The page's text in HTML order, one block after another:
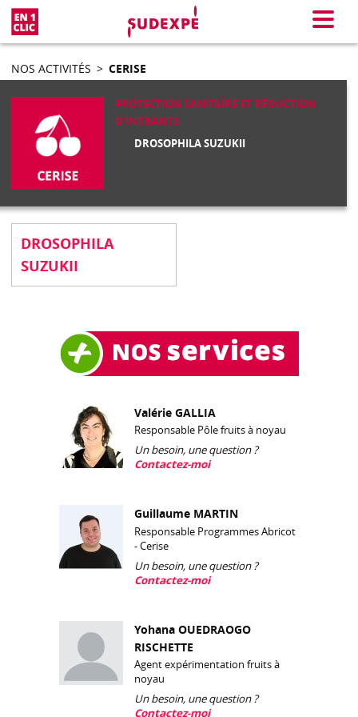
Menu
NOS ACTIVITÉS > CERISE
PROTECTION SANITAIRE ET RÉDUCTION
D’INTRANTS
DROSOPHILA SUZUKII
DROSOPHILA
SUZUKII
Valérie GALLIA
Responsable Pôle fruits à noyau
Un besoin, une question ?
Contactez-moi
Guillaume MARTIN
Responsable Programmes Abricot
- Cerise
Un besoin, une question ?
Contactez-moi
Yohana OUEDRAOGO
RISCHETTE
Agent expérimentation fruits à
noyau
Un besoin, une question ?
Contactez-moi